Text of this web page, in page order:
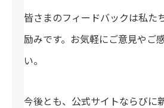
皆さまのフィードバックは私た
励みです。お気軽にご意見やご
い。
今後とも、公式サイトならびに